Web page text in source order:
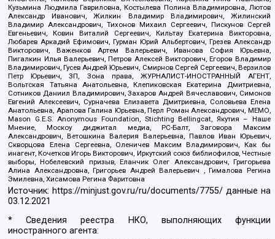
Кузьмина Людмила Гавриловна, Костылева Полина Владимировна, Лютов
Александр Иванович, Жилкин Владимир Владимирович, Жилинский
Владимир Александрович, Тихонов Михаил Сергеевич, Пискунов Сергей
Евгеньевич, Ковин Виталий Сергеевич, Кильтау Екатерина Викторовна,
Любарев Аркадий Ефимович, Гурман Юрий Альбертович, Грезев Александр
Викторович, Важенков Артем Валерьевич, Иванова София Юрьевна,
Пигалкин Илья Валерьевич, Петров Алексей Викторович, Егоров Владимир
Владимирович, Гусев Андрей Юрьевич, Смирнов Сергей Сергеевич, Верзилов
Петр Юрьевич, ЗП, Зона права, ЖУРНАЛИСТ-ИНОСТРАННЫЙ АГЕНТ,
Вольтская Татьяна Анатольевна, Клепиковская Екатерина Дмитриевна,
Сотников Даниил Владимирович, Захаров Андрей Вячеславович, Симонов
Евгений Алексеевич, Сурначева Елизавета Дмитриевна, Соловьева Елена
Анатольевна, Арапова Галина Юрьевна, Перл Роман Александрович, МЕМО,
Mason G.E.S. Anonymous Foundation, Stichting Bellingcat, Якутия – Наше
Мнение, Москоу диджитал медиа, РС-Балт, Заговора Максим
Александрович, Ветошкина Валерия Валерьевна, Павлов Иван Юрьевич,
Скворцова Елена Сергеевна, Оленичев Максим Владимирович, Как бы
инагент, Кочетков Игорь Викторович, Иркутский союз библиофилов, Честные
выборы, Нобелевский призыв, Еланчик Олег Александрович, Григорьева
Алина Александровна, Григорьев Андрей Валерьевич , Гималова Регина
Эмилевна, Хисамова Регина Фаритовна
Источник: https://minjust.gov.ru/ru/documents/7755/ данные на
03.12.2021
* Сведения реестра НКО, выполняющих функции
иностранного агента: